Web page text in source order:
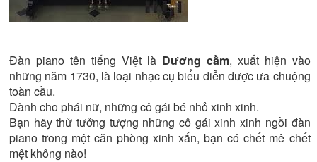
Đàn piano tên tiếng Việt là Dương cầm, xuất hiện vào
những năm 1730, là loại nhạc cụ biểu diễn được ưa chuộng
toàn cầu.
Dành cho phái nữ, những cô gái bé nhỏ xinh xinh.
Bạn hãy thử tưởng tượng những cô gái xinh xinh ngồi đàn
piano trong một căn phòng xinh xắn, bạn có chết mê chết
mệt không nào!